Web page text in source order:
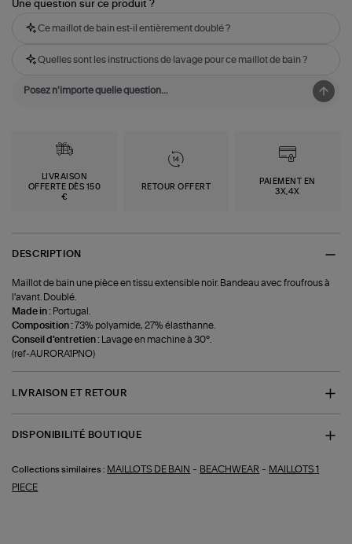
Une question sur ce produit ?
Ce maillot de bain est-il entièrement doublé ?
Quelles sont les instructions de lavage pour ce maillot de bain ?
LIVRAISON
OFFERTE DÈS 150
€
RETOUR OFFERT
PAIEMENT EN
3X,4X
DESCRIPTION
Maillot de bain une pièce en tissu extensible noir. Bandeau avec froufrous à
l'avant. Doublé.
Made in : Portugal.
Composition : 73% polyamide, 27% élasthanne.
Conseil d'entretien :
Lavage en machine à 30°.
(ref-AURORA1PNO)
LIVRAISON ET RETOUR
DISPONIBILITÉ BOUTIQUE
Collections similaires : MAILLOTS DE BAIN - BEACHWEAR - MAILLOTS 1
PIECE